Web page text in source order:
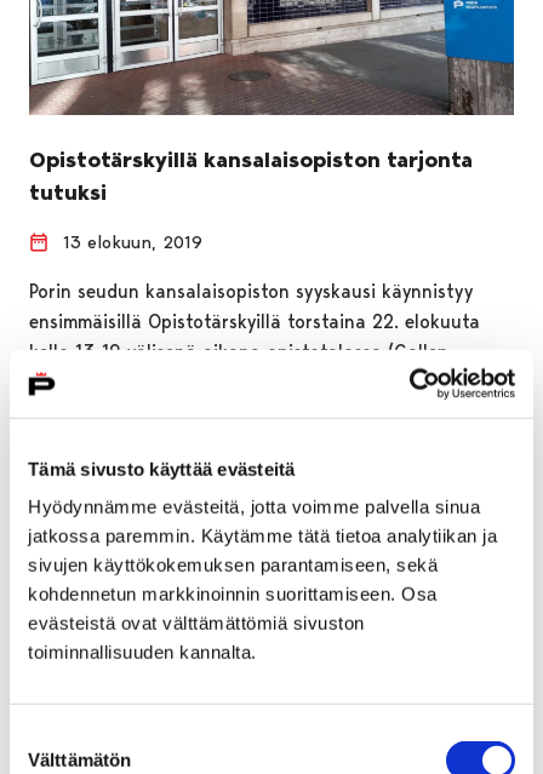
Tämä sivusto käyttää evästeitä
Hyödynnämme evästeitä, jotta voimme palvella sinua
jatkossa paremmin. Käytämme tätä tietoa analytiikan ja
sivujen käyttökokemuksen parantamiseen, sekä
kohdennetun markkinoinnin suorittamiseen. Osa
evästeistä ovat välttämättömiä sivuston
toiminnallisuuden kannalta.
valinta
Välttämätön
Opistotärskyillä kansalaisopiston tarjonta
tutuksi
13 elokuun, 2019
Porin seudun kansalaisopiston syyskausi käynnistyy
ensimmäisillä Opistotärskyillä torstaina 22. elokuuta
kello 13-19 välisenä aikana opistotalossa (Gallen-
Kallelankatu 14).